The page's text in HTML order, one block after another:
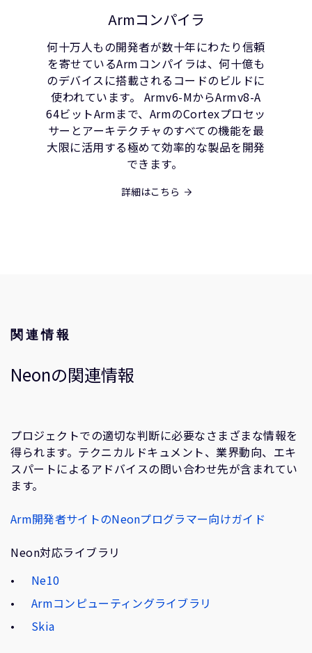
Armコンパイラ
何十万人もの開発者が数十年にわたり信頼
を寄せているArmコンパイラは、何十億も
のデバイスに搭載されるコードのビルドに
使われています。 Armv6-MからArmv8-A
64ビットArmまで、ArmのCortexプロセッ
サーとアーキテクチャのすべての機能を最
大限に活用する極めて効率的な製品を開発
できます。
詳細はこちら
関連情報
Neonの関連情報
プロジェクトでの適切な判断に必要なさまざまな情報を
得られます。テクニカルドキュメント、業界動向、エキ
スパートによるアドバイスの問い合わせ先が含まれてい
ます。
Arm開発者サイトのNeonプログラマー向けガイド
Neon対応ライブラリ
Ne10
Armコンピューティングライブラリ
Skia